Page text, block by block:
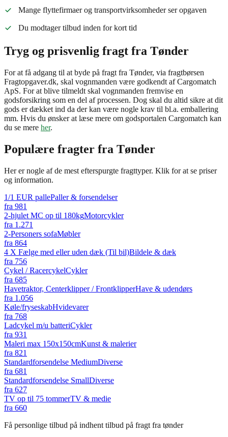
Mange flyttefirmaer og transportvirksomheder ser opgaven
Du modtager tilbud inden for kort tid
Tryg og prisvenlig fragt fra Tønder
For at få adgang til at byde på fragt fra Tønder, via fragtbørsen
Fragtopgaver.dk, skal vognmanden være godkendt af Cargomatch
ApS. For at blive tilmeldt skal vognmanden fremvise en
godsforsikring som en del af processen. Dog skal du altid sikre at dit
gods er dækket ind da der kan være nogle krav til bl.a. emballering
mm. Hvis du ønsker at læse mere om godsportalen Cargomatch kan
du se mere her.
Populære fragter fra Tønder
Her er nogle af de mest efterspurgte fragttyper. Klik for at se priser
og information.
1/1 EUR pallePaller & forsendelser
fra 981
2-hjulet MC op til 180kgMotorcykler
fra 1.271
2-Personers sofaMøbler
fra 864
4 X Fælge med eller uden dæk (Til bil)Bildele & dæk
fra 756
Cykel / RacercykelCykler
fra 685
Havetraktor, Centerklipper / FrontklipperHave & udendørs
fra 1.056
Køle/fryseskabHvidevarer
fra 768
Ladcykel m/u batteriCykler
fra 931
Maleri max 150x150cmKunst & malerier
fra 821
Standardforsendelse MediumDiverse
fra 681
Standardforsendelse SmallDiverse
fra 627
TV op til 75 tommerTV & medie
fra 660
Få personlige tilbud på indhent tilbud på fragt fra tønder